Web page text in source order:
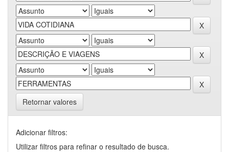
Retornar valores
Adicionar filtros:
Utilizar filtros para refinar o resultado de busca.